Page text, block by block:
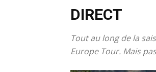
DIRECT
Tout au long de la
Europe Tour. Mais